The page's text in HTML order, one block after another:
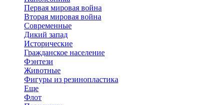
Первая мировая война
Вторая мировая война
Современные
Дикий запад
Исторические
Гражданское население
Фэнтези
Животные
Фигуры из резинопластика
Еще
Флот